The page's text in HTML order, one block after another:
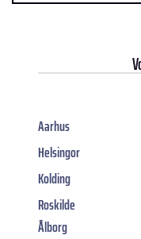
Aarhus
Helsingor
Kolding
Roskilde
Ålborg